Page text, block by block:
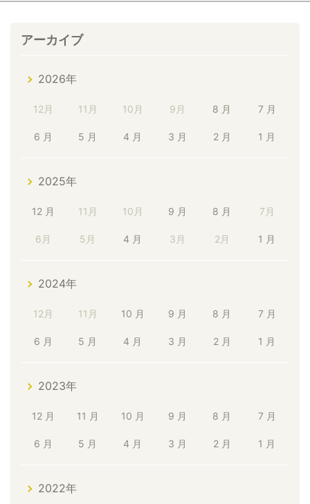
アーカイブ
2026年
12月 11月 10月 9月 8 月 7 月
6 月 5 月 4 月 3 月 2 月 1 月
2025年
12 月 11月 10月 9 月 8 月 7月
6月 5月 4 月 3月 2月 1 月
2024年
12月 11月 10 月 9 月 8 月 7 月
6 月 5 月 4 月 3 月 2 月 1 月
2023年
12 月 11 月 10 月 9 月 8 月 7 月
6 月 5 月 4 月 3 月 2 月 1 月
2022年